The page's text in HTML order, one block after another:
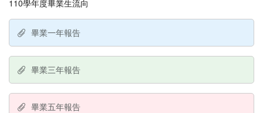
110學年度畢業生流向
畢業一年報告
畢業三年報告
畢業五年報告